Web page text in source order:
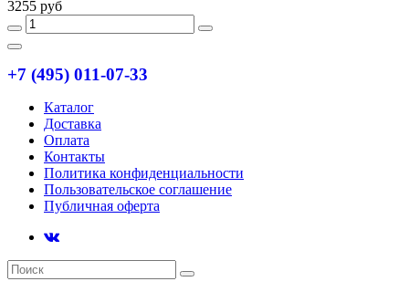
3255 руб
+7 (495) 011-07-33
Каталог
Доставка
Оплата
Контакты
Политика конфиденциальности
Пользовательское соглашение
Публичная оферта